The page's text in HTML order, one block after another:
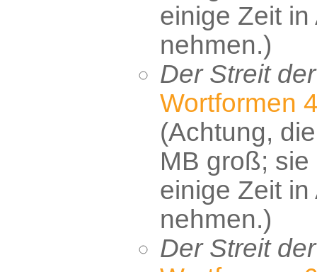
einige Zeit
nehmen.)
Der Streit
Wortformen
(Achtung,
MB groß;
einige Zeit
nehmen.)
Der Streit